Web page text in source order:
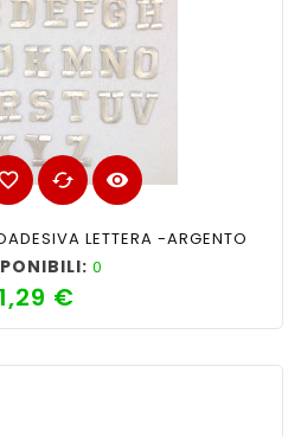
cached visibility
LETTERA -ARGENTO
0
1,29 €Prezzo